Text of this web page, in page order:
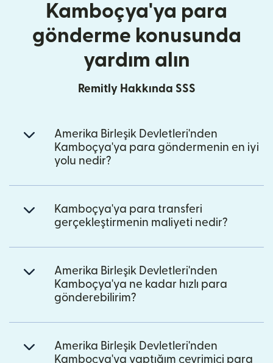
Kamboçya'ya para
gönderme konusunda
yardım alın
Remitly Hakkında SSS
Amerika Birleşik Devletleri'nden
Kamboçya'ya para göndermenin en iyi
yolu nedir?
Kamboçya'ya para transferi
gerçekleştirmenin maliyeti nedir?
Amerika Birleşik Devletleri'nden
Kamboçya'ya ne kadar hızlı para
gönderebilirim?
Amerika Birleşik Devletleri'nden
Kamboçya'ya yaptığım çevrimiçi para